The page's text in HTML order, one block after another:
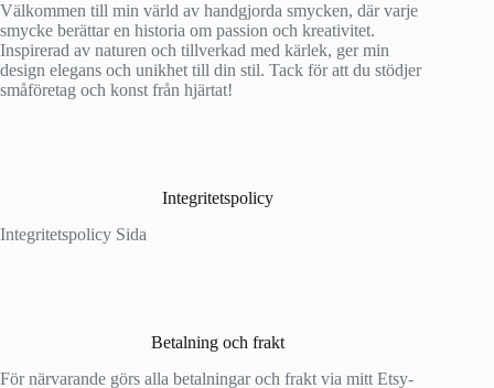
Välkommen till min värld av handgjorda smycken, där varje
smycke berättar en historia om passion och kreativitet.
Inspirerad av naturen och tillverkad med kärlek, ger min
design elegans och unikhet till din stil. Tack för att du stödjer
småföretag och konst från hjärtat!
Integritetspolicy
Integritetspolicy Sida
Betalning och frakt
För närvarande görs alla betalningar och frakt via mitt Etsy-